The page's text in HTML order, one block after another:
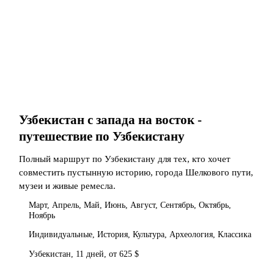
Узбекистан с запада на восток -
путешествие по Узбекистану
Полный маршрут по Узбекистану для тех, кто хочет
совместить пустынную историю, города Шелкового пути,
музеи и живые ремесла.
Март, Апрель, Май, Июнь, Август, Сентябрь, Октябрь,
Ноябрь
Индивидуальные, История, Культура, Археология, Классика
Узбекистан, 11 дней, от 625 $